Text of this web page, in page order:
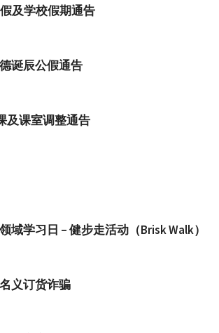
及学校假期通告
诞辰公假通告
及课室调整通告
域学习日 – 健步走活动（Brisk Walk）
义订货诈骗